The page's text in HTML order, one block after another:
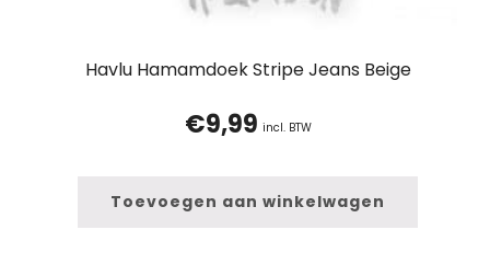
Havlu Hamamdoek Stripe Jeans Beige
€9,99 incl. BTW
Toevoegen aan winkelwagen